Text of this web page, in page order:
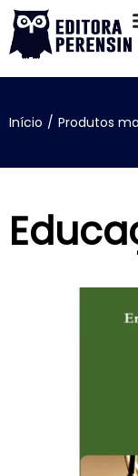
Início / Produtos